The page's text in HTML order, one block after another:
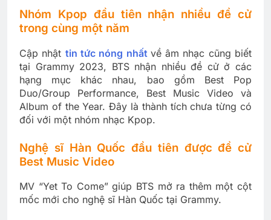
Nhóm Kpop đầu tiên nhận nhiều đề cử
trong cùng một năm
Cập nhật tin tức nóng nhất về âm nhạc cũng biết
tại Grammy 2023, BTS nhận nhiều đề cử ở các
hạng mục khác nhau, bao gồm Best Pop
Duo/Group Performance, Best Music Video và
Album of the Year. Đây là thành tích chưa từng có
đối với một nhóm nhạc Kpop.
Nghệ sĩ Hàn Quốc đầu tiên được đề cử
Best Music Video
MV “Yet To Come” giúp BTS mở ra thêm một cột
mốc mới cho nghệ sĩ Hàn Quốc tại Grammy.